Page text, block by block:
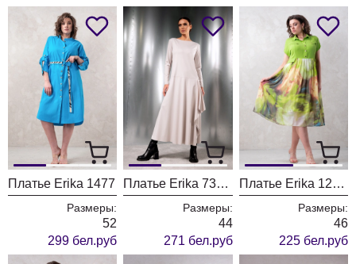
Платье Erika 1477
Размеры:
52
299 бел.руб
Платье Erika 7370-2
Размеры:
44
271 бел.руб
Платье Erika 1215-9
Размеры:
46
225 бел.руб